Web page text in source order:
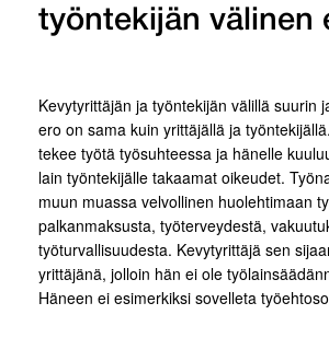
työntekijän välinen
Kevytyrittäjän ja työntekijän välillä suurin
ero on sama kuin yrittäjällä ja
tekee työtä työsuhteessa ja hänelle
lain työntekijälle takaamat oikeudet.
muun muassa velvollinen huolehtimaan
palkanmaksusta, työterveydestä,
työturvallisuudesta. Kevytyrittäjä sen
yrittäjänä, jolloin hän ei ole
Häneen ei esimerkiksi sovelleta